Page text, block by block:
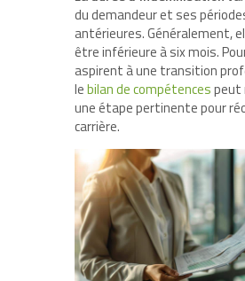
du demandeur et ses
antérieures. Généralement,
être inférieure à six mois.
aspirent à une transition
lebilan de compétencespeut
une étape pertinente pour
carrière.